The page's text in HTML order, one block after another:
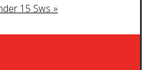
15 Sws »